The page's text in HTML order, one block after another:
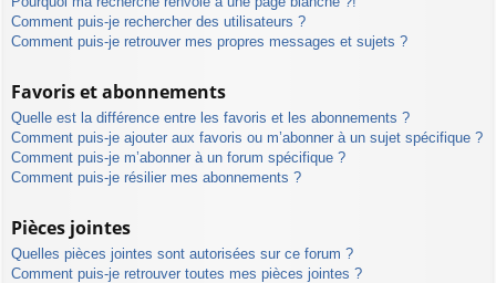
Comment puis-je rechercher des utilisateurs ?
Comment puis-je retrouver mes propres messages et sujets ?
Favoris et abonnements
Quelle est la différence entre les favoris et les abonnements ?
Comment puis-je ajouter aux favoris ou m’abonner à un sujet spécifique ?
Comment puis-je m’abonner à un forum spécifique ?
Comment puis-je résilier mes abonnements ?
Pièces jointes
Quelles pièces jointes sont autorisées sur ce forum ?
Comment puis-je retrouver toutes mes pièces jointes ?